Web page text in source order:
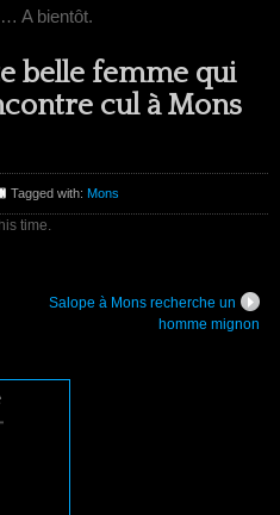
A bientôt.
belle femme qui
cul à Mons
Tagged with: Mons
time.
Salope à Mons recherche un
homme mignon